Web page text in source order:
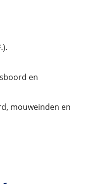
en
mouweinden en